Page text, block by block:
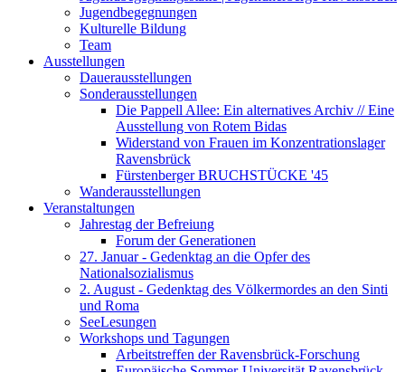
Jugendbegegnungen
Kulturelle Bildung
Team
Ausstellungen
Dauerausstellungen
Sonderausstellungen
Die Pappell Allee: Ein alternatives Archiv // Eine
Ausstellung von Rotem Bidas
Widerstand von Frauen im Konzentrationslager
Ravensbrück
Fürstenberger BRUCHSTÜCKE '45
Wanderausstellungen
Veranstaltungen
Jahrestag der Befreiung
Forum der Generationen
27. Januar - Gedenktag an die Opfer des
Nationalsozialismus
2. August - Gedenktag des Völkermordes an den Sinti
und Roma
SeeLesungen
Workshops und Tagungen
Arbeitstreffen der Ravensbrück-Forschung